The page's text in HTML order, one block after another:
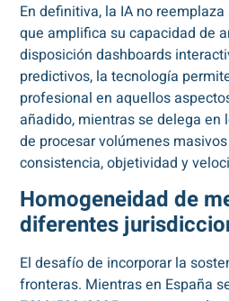
En definitiva, la IA no
que amplifica su capacidad de
disposición dashboards
predictivos, la tecnología
profesional en aquellos
añadido, mientras se delega en
de procesar volúmenes
consistencia, objetividad y
Homogeneidad de
diferentes
El desafío de incorporar la
fronteras. Mientras en España